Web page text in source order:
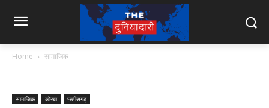
Home सामाजिक
सामाजिक कोरबा छत्तीसगढ़